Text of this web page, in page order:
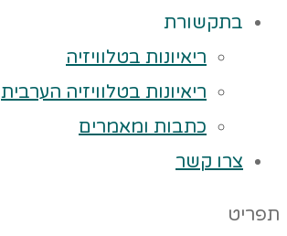
בתקשורת
ריאיונות בטלוויזיה
ריאיונות בטלוויזיה הערבית
כתבות ומאמרים
צרו קשר
תפריט